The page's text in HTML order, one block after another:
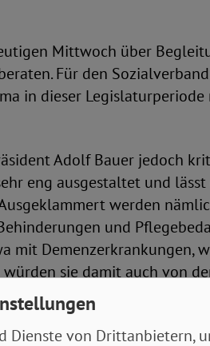
Mittwoch über
Für den
in dieser
Adolf Bauer jedoch
eng ausgestaltet und
werden
und
mit Demenzerkrankungen,
sie damit auch von
Denn die wird nur in
Bauer.
Dienste von Drittanbietern,